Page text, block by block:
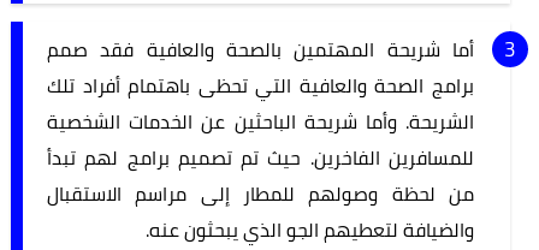
أما شريحة المهتمين بالصحة والعافية فقد صمم
برامج الصحة والعافية التي تحظى باهتمام أفراد تلك
الشريحة. وأما شريحة الباحثين عن الخدمات الشخصية
للمسافرين الفاخرين. حيث تم تصميم برامج لهم تبدأ
من لحظة وصولهم للمطار إلى مراسم الاستقبال
والضيافة لتعطيهم الجو الذي يبحثون عنه.